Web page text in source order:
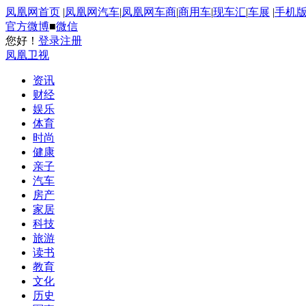
凤凰网首页 |凤凰网汽车|凤凰网车商|商用车|现车汇|车展 |手机版
官方微博■微信
您好！ 登录注册
凤凰卫视
资讯
财经
娱乐
体育
时尚
健康
亲子
汽车
房产
家居
科技
旅游
读书
教育
文化
历史